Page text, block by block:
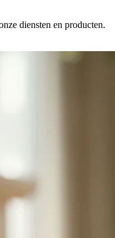
diensten en producten.